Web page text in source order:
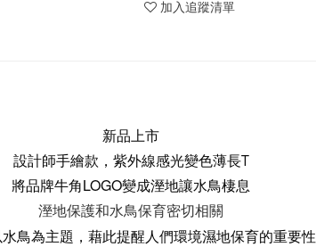
加入追蹤清單
新品上市
設計師手繪款， 紫外線感光變色薄長T
將品牌牛角LOGO變成溼地讓水鳥棲息
溼地保護和水鳥保育密切相關
鳥為主題，藉此提醒人們環境濕地保育的重要性